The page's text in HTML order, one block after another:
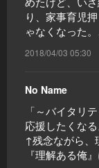
り、家事育児
ゃなくなった
2018/04/03 05:30
No Name
「～バイタリ
応援したくなる
↑残念ながら、
『理解ある俺